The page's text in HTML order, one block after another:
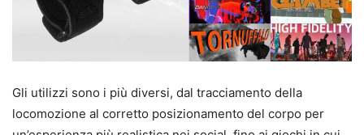
Gli utilizzi sono i più diversi, dal tracciamento della
locomozione al corretto posizionamento del corpo per